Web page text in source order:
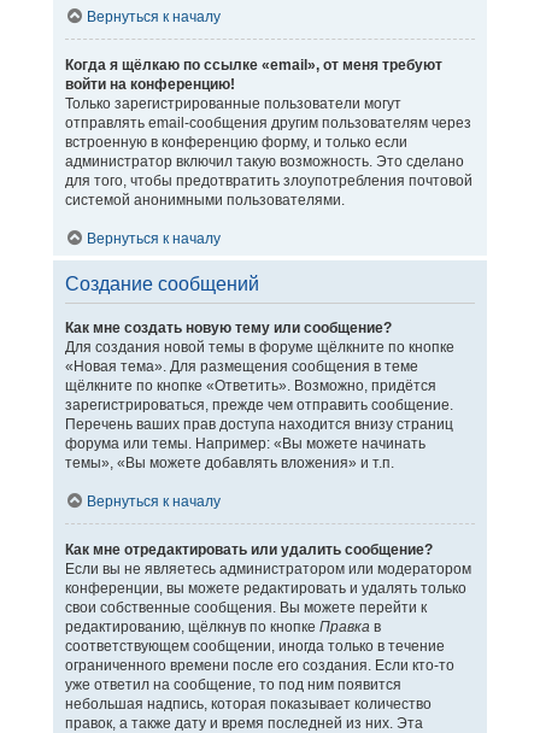
Вернуться к началу
Когда я щёлкаю по ссылке «email», от меня требуют
войти на конференцию!
Только зарегистрированные пользователи могут
отправлять email-сообщения другим пользователям через
встроенную в конференцию форму, и только если
администратор включил такую возможность. Это сделано
для того, чтобы предотвратить злоупотребления почтовой
системой анонимными пользователями.
Вернуться к началу
Создание сообщений
Как мне создать новую тему или сообщение?
Для создания новой темы в форуме щёлкните по кнопке
«Новая тема». Для размещения сообщения в теме
щёлкните по кнопке «Ответить». Возможно, придётся
зарегистрироваться, прежде чем отправить сообщение.
Перечень ваших прав доступа находится внизу страниц
форума или темы. Например: «Вы можете начинать
темы», «Вы можете добавлять вложения» и т.п.
Вернуться к началу
Как мне отредактировать или удалить сообщение?
Если вы не являетесь администратором или модератором
конференции, вы можете редактировать и удалять только
свои собственные сообщения. Вы можете перейти к
редактированию, щёлкнув по кнопке Правкав
соответствующем сообщении, иногда только в течение
ограниченного времени после его создания. Если кто-то
уже ответил на сообщение, то под ним появится
небольшая надпись, которая показывает количество
правок, а также дату и время последней из них. Эта